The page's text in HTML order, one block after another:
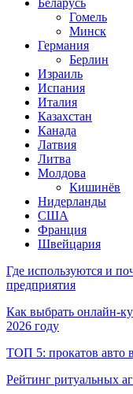
Беларусь
Гомель
Минск
Германия
Берлин
Израиль
Испания
Италия
Казахстан
Канада
Латвия
Литва
Молдова
Кишинёв
Нидерланды
США
Франция
Швейцария
Где используются и
предприятия
Как выбрать онлайн-
2026 году
ТОП 5: прокатов авто
Рейтинг ритуальных